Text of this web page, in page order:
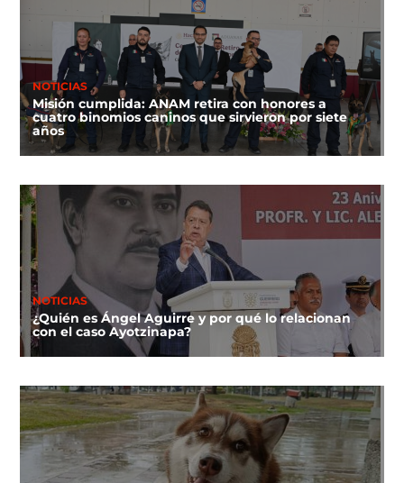
NOTICIAS
Misión cumplida: ANAM retira con honores a
cuatro binomios caninos que sirvieron por siete
años
NOTICIAS
¿Quién es Ángel Aguirre y por qué lo relacionan
con el caso Ayotzinapa?